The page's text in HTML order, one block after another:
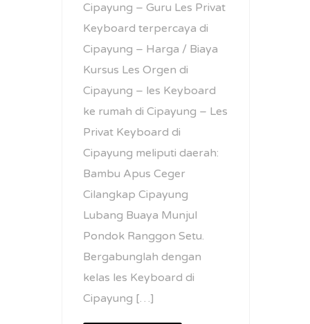
Cipayung – Guru Les Privat
Keyboard terpercaya di
Cipayung – Harga / Biaya
Kursus Les Orgen di
Cipayung – les Keyboard
ke rumah di Cipayung – Les
Privat Keyboard di
Cipayung meliputi daerah:
Bambu Apus Ceger
Cilangkap Cipayung
Lubang Buaya Munjul
Pondok Ranggon Setu.
Bergabunglah dengan
kelas les Keyboard di
Cipayung […]